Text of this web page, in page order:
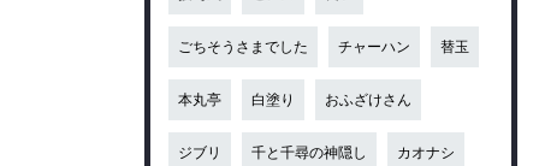
ごちそうさまでした チャーハン 替玉
本丸亭 白塗り おふざけさん
ジブリ 千と千尋の神隠し カオナシ